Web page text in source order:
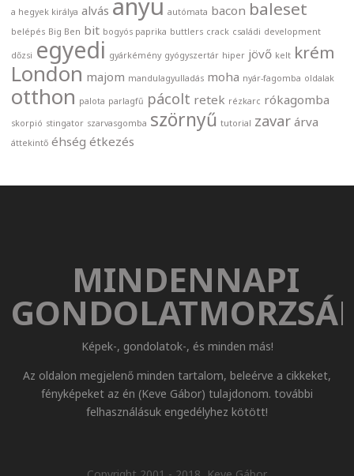
a hegyek királya alvás autómata bacon baleset
belépés Big Ben bit bogyós paprika buttlers crack családi development
dőzsi egyedi gyárkémény gyógyszertár hiper jövő kelt krém
London majom mandulagyulladás moha nyár-fagomba oldalak
otthon palota parlagfű pácolt retek rézkarc rókagomba
skorpió stingator szarvasgomba szörnyű tutorial zavar árva
áttekintő éhség étkezés
MINDENNAPI
Képek-, gondolatok-, és minden más!
Az oldalon megjelenő minden tartalom, beleérve a cikkeket,
fényképeket az én (Keve Gábor) tulajdonom. további
felhasználásuk engedélyhez kötött!